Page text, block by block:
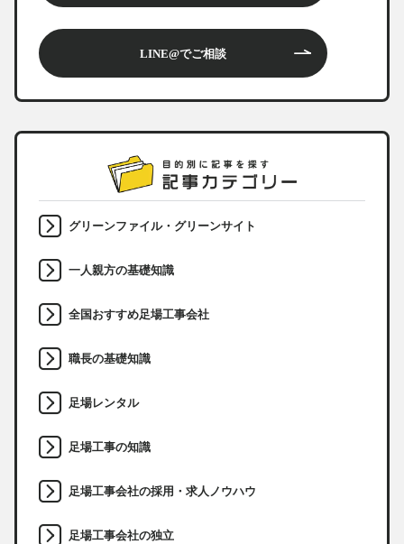
LINE@でご相談
グリーンファイル・グリーンサイト
一人親方の基礎知識
全国おすすめ足場工事会社
職長の基礎知識
足場レンタル
足場工事の知識
足場工事会社の採用・求人ノウハウ
足場工事会社の独立